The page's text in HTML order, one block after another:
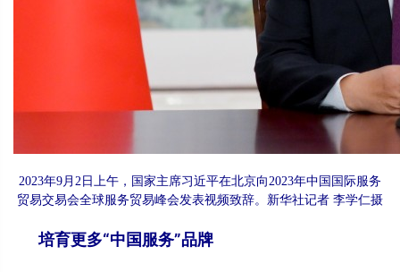
2023年9月2日上午，国家主席习近平在北京向2023年中国国际服务
贸易交易会全球服务贸易峰会发表视频致辞。新华社记者 李学仁摄
培育更多“中国服务”品牌